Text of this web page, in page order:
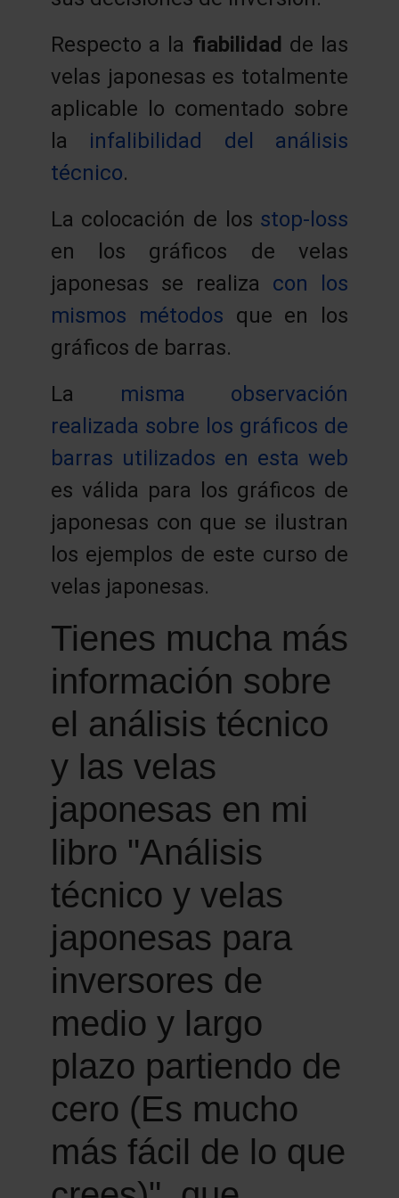
Respecto a la fiabilidad de las
velas japonesas es totalmente
aplicable lo comentado sobre
la infalibilidad del análisis
técnico.
La colocación de los stop-loss
en los gráficos de velas
japonesas se realiza con los
mismos métodos que en los
gráficos de barras.
La misma observación
realizada sobre los gráficos de
barras utilizados en esta web
es válida para los gráficos de
japonesas con que se ilustran
los ejemplos de este curso de
velas japonesas.
Tienes mucha más
información sobre
el análisis técnico
y las velas
japonesas en mi
libro "Análisis
técnico y velas
japonesas para
inversores de
medio y largo
plazo partiendo de
cero (Es mucho
más fácil de lo que